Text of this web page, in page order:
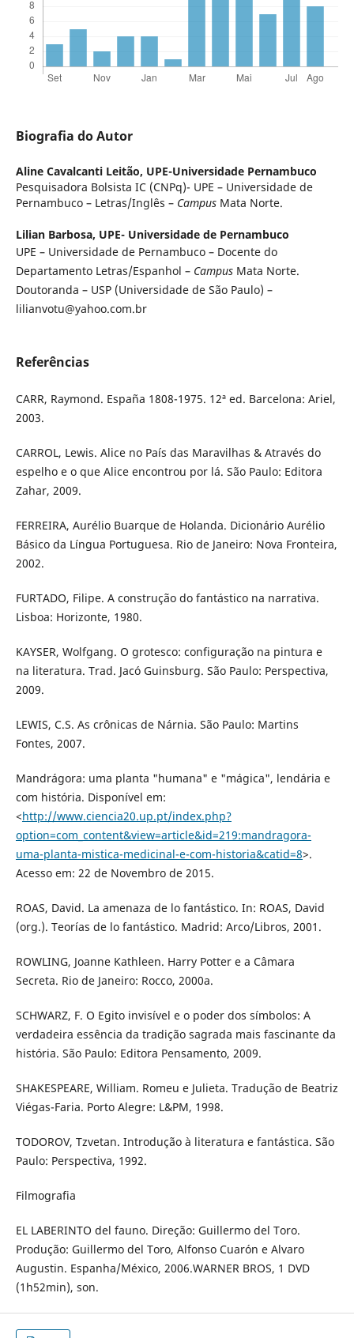
Biografia do Autor
Aline Cavalcanti Leitão, UPE-Universidade Pernambuco
Pesquisadora Bolsista IC (CNPq)- UPE – Universidade de
Pernambuco – Letras/Inglês – CampusMata Norte.
Lilian Barbosa, UPE- Universidade de Pernambuco
UPE – Universidade de Pernambuco – Docente do
Departamento Letras/Espanhol – CampusMata Norte.
Doutoranda – USP (Universidade de São Paulo) –
lilianvotu@yahoo.com.br
Referências
CARR, Raymond. España 1808-1975. 12ª ed. Barcelona: Ariel,
2003.
CARROL, Lewis. Alice no País das Maravilhas & Através do
espelho e o que Alice encontrou por lá. São Paulo: Editora
Zahar, 2009.
FERREIRA, Aurélio Buarque de Holanda. Dicionário Aurélio
Básico da Língua Portuguesa. Rio de Janeiro: Nova Fronteira,
2002.
FURTADO, Filipe. A construção do fantástico na narrativa.
Lisboa: Horizonte, 1980.
KAYSER, Wolfgang. O grotesco: configuração na pintura e
na literatura. Trad. Jacó Guinsburg. São Paulo: Perspectiva,
2009.
LEWIS, C.S. As crônicas de Nárnia. São Paulo: Martins
Fontes, 2007.
Mandrágora: uma planta "humana" e "mágica", lendária e
com história. Disponível em:
<http://www.ciencia20.up.pt/index.php?
option=com_content&view=article&id=219:mandragora-
uma-planta-mistica-medicinal-e-com-historia&catid=8>.
Acesso em: 22 de Novembro de 2015.
ROAS, David. La amenaza de lo fantástico. In: ROAS, David
(org.). Teorías de lo fantástico. Madrid: Arco/Libros, 2001.
ROWLING, Joanne Kathleen. Harry Potter e a Câmara
Secreta. Rio de Janeiro: Rocco, 2000a.
SCHWARZ, F. O Egito invisível e o poder dos símbolos: A
verdadeira essência da tradição sagrada mais fascinante da
história. São Paulo: Editora Pensamento, 2009.
SHAKESPEARE, William. Romeu e Julieta. Tradução de Beatriz
Viégas-Faria. Porto Alegre: L&PM, 1998.
TODOROV, Tzvetan. Introdução à literatura e fantástica. São
Paulo: Perspectiva, 1992.
Filmografia
EL LABERINTO del fauno. Direção: Guillermo del Toro.
Produção: Guillermo del Toro, Alfonso Cuarón e Alvaro
Augustin. Espanha/México, 2006.WARNER BROS, 1 DVD
(1h52min), son.